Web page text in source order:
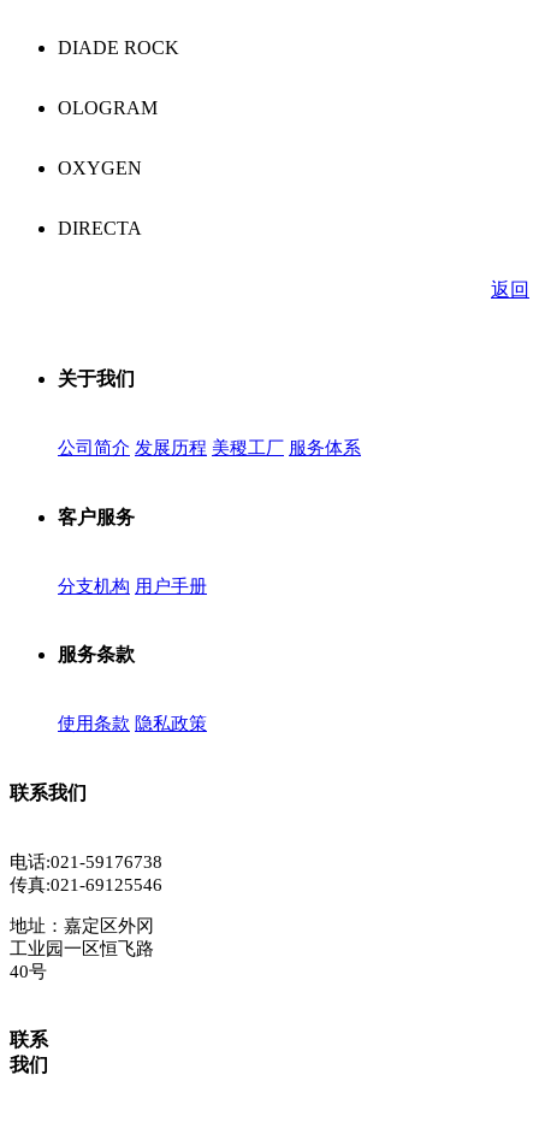
DIADE ROCK
OLOGRAM
OXYGEN
DIRECTA
返回
关于我们
公司简介 发展历程 美稷工厂 服务体系
客户服务
分支机构 用户手册
服务条款
使用条款 隐私政策
联系我们
电话:021-59176738
传真:021-69125546
地址：嘉定区外冈
工业园一区恒飞路
40号
联系
我们